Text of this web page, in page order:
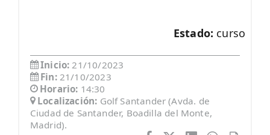
Estado: curso
Inicio:21/10/2023
Fin: 21/10/2023
Horario: 14:30
Localización: Golf Santander (Avda. de
Ciudad de Santander, Boadilla del Monte,
Madrid).